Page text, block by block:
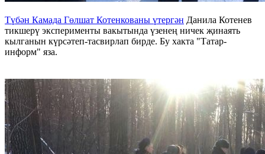
Түбән Камада Гөлшат Котенкованы үтергән Данила Котенев
тикшерү эксперименты вакытында үзенең ничек җинаять
кылганын күрсәтеп-тасвирлап бирде. Бу хакта "Татар-
информ" яза.